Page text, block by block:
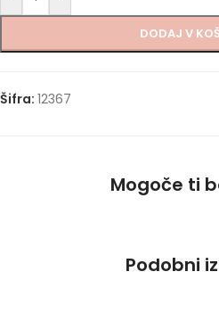
DODAJ V
Šifra: 12367
Mogoče ti
Podobni